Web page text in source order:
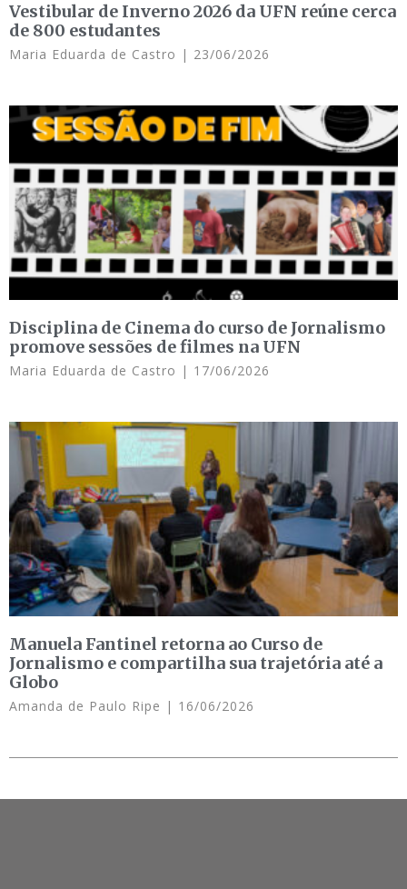
Vestibular de Inverno 2026 da UFN reúne cerca
de 800 estudantes
Maria Eduarda de Castro 23/06/2026
Disciplina de Cinema do curso de Jornalismo
promove sessões de filmes na UFN
Maria Eduarda de Castro 17/06/2026
Manuela Fantinel retorna ao Curso de
Jornalismo e compartilha sua trajetória até a
Globo
Amanda de Paulo Ripe 16/06/2026